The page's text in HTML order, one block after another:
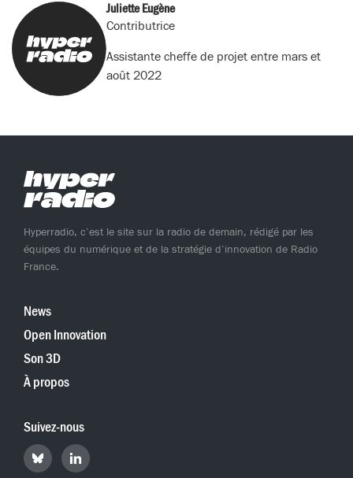
Juliette Eugène
Contributrice
Assistante cheffe de projet entre mars et
août 2022
Hyperradio, c’est le site sur la radio de demain, rédigé par les
équipes du numérique et de la stratégie d’innovation de Radio
France.
News
Open Innovation
Son 3D
À propos
Suivez-nous
Retrouvez
Hyperradio
Retrouvez
Hyperradio